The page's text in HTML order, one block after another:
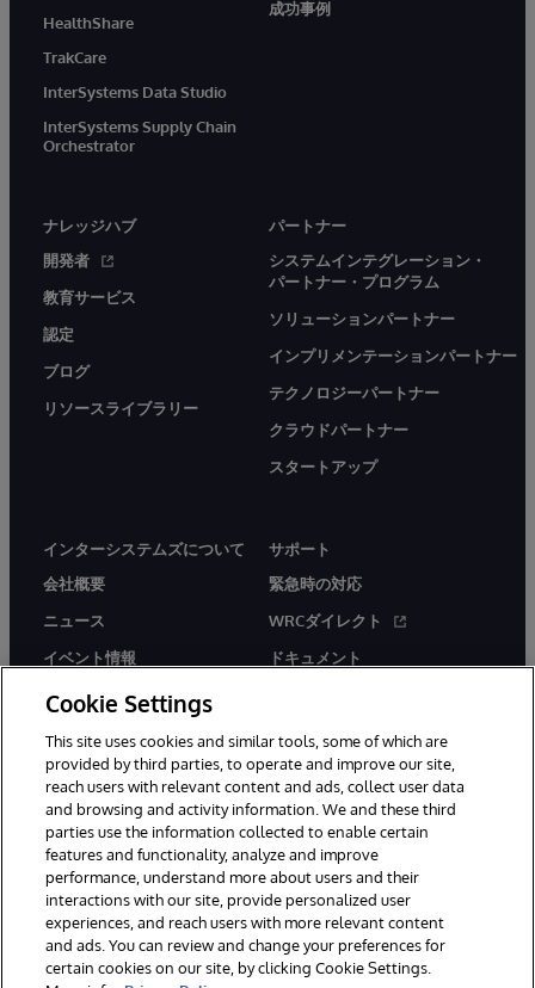
HealthShare
TrakCare
InterSystems Data Studio
InterSystems Supply Chain
Orchestrator
成功事例
ナレッジハブ
開発者
教育サービス
認定
ブログ
リソースライブラリー
パートナー
システムインテグレーション・
パートナー・プログラム
ソリューションパートナー
インプリメンテーションパートナー
テクノロジーパートナー
クラウドパートナー
スタートアップ
インターシステムズについて
会社概要
ニュース
イベント情報
採用情報
サポート
緊急時の対応
WRCダイレクト
ドキュメント
© 1996-2026Y InterSystems Corporation, Boston, MA. All Rights
Reserved.
お知らせ／ご利用規約
プライバシーステートメント
保証について
アクセシビリティ
Cookie Settings
This site uses cookies and similar tools, some of which are
provided by third parties, to operate and improve our site,
reach users with relevant content and ads, collect user data
and browsing and activity information. We and these third
parties use the information collected to enable certain
features and functionality, analyze and improve
performance, understand more about users and their
interactions with our site, provide personalized user
experiences, and reach users with more relevant content
and ads. You can review and change your preferences for
certain cookies on our site, by clicking Cookie Settings.